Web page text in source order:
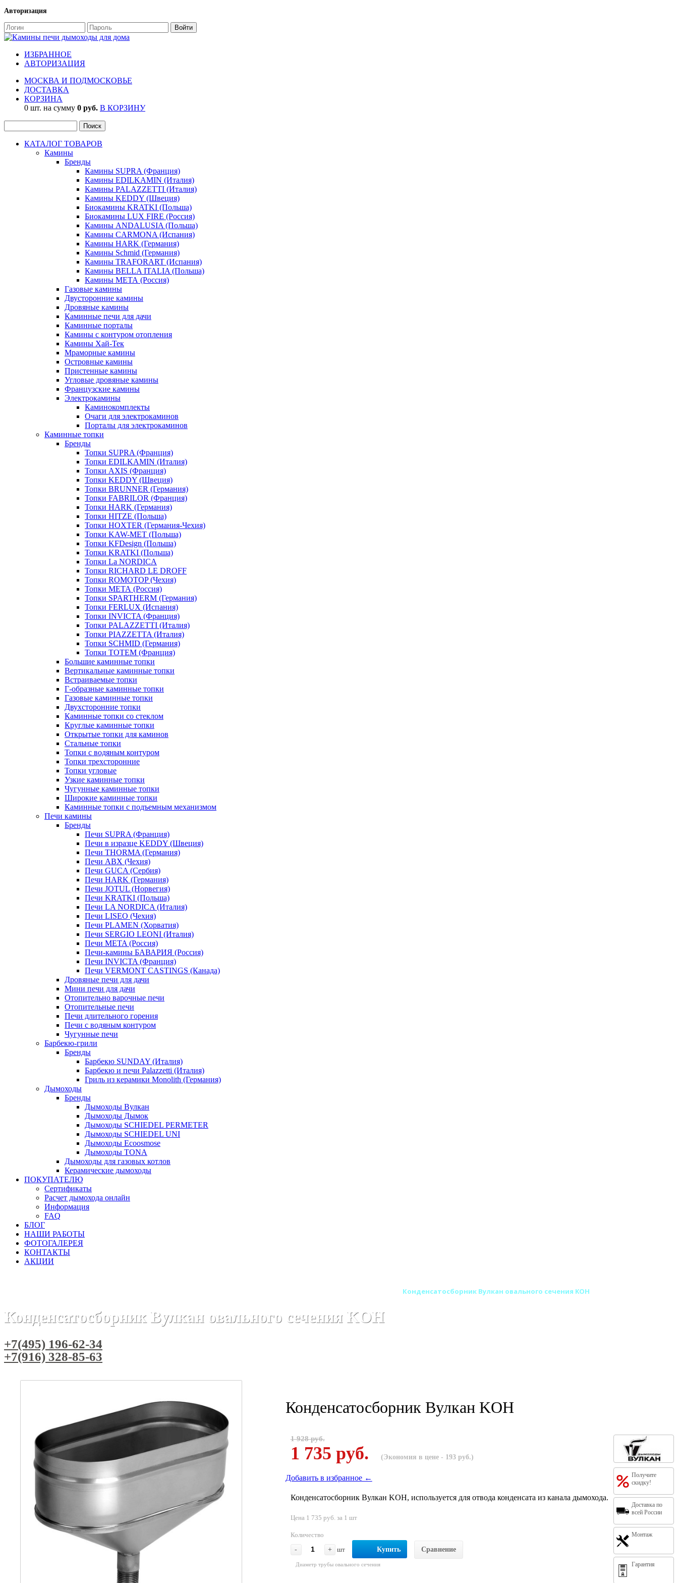
Авторизация
ИЗБРАННОЕ
АВТОРИЗАЦИЯ
МОСКВА И ПОДМОСКОВЬЕ
ДОСТАВКА
КОРЗИНА
0 шт. на сумму 0 руб. В КОРЗИНУ
КАТАЛОГ ТОВАРОВ
Камины
Бренды
Камины SUPRA (Франция)
Камины EDILKAMIN (Италия)
Камины PALAZZETTI (Италия)
Камины KEDDY (Швеция)
Биокамины KRATKI (Польша)
Биокамины LUX FIRE (Россия)
Камины ANDALUSIA (Польша)
Камины CARMONA (Испания)
Камины HARK (Германия)
Камины Schmid (Германия)
Камины TRAFORART (Испания)
Камины BELLA ITALIA (Польша)
Камины МЕТА (Россия)
Газовые камины
Двусторонние камины
Дровяные камины
Каминные печи для дачи
Каминные порталы
Камины с контуром отопления
Камины Хай-Тек
Мраморные камины
Островные камины
Пристенные камины
Угловые дровяные камины
Французские камины
Электрокамины
Каминокомплекты
Очаги для электрокаминов
Порталы для электрокаминов
Каминные топки
Бренды
Топки SUPRA (Франция)
Топки EDILKAMIN (Италия)
Топки AXIS (Франция)
Топки KEDDY (Швеция)
Топки BRUNNER (Германия)
Топки FABRILOR (Франция)
Топки HARK (Германия)
Топки HITZE (Польша)
Топки HOXTER (Германия-Чехия)
Топки KAW-MET (Польша)
Топки KFDesign (Польша)
Топки KRATKI (Польша)
Топки La NORDICA
Топки RICHARD LE DROFF
Топки ROMOTOP (Чехия)
Топки МЕТА (Россия)
Топки SPARTHERM (Германия)
Топки FERLUX (Испания)
Топки INVICTA (Франция)
Топки PALAZZETTI (Италия)
Топки PIAZZETTA (Италия)
Топки SCHMID (Германия)
Топки TOTEM (Франция)
Большие каминные топки
Вертикальные каминные топки
Встраиваемые топки
Г-образные каминные топки
Газовые каминные топки
Двухсторонние топки
Каминные топки со стеклом
Круглые каминные топки
Открытые топки для каминов
Стальные топки
Топки с водяным контуром
Топки трехсторонние
Топки угловые
Узкие каминные топки
Чугунные каминные топки
Широкие каминные топки
Каминные топки с подъемным механизмом
Печи камины
Бренды
Печи SUPRA (Франция)
Печи в изразце KEDDY (Швеция)
Печи THORMA (Германия)
Печи ABX (Чехия)
Печи GUCA (Сербия)
Печи HARK (Германия)
Печи JOTUL (Норвегия)
Печи KRATKI (Польша)
Печи LA NORDICA (Италия)
Печи LISEO (Чехия)
Печи PLAMEN (Хорватия)
Печи SERGIO LEONI (Италия)
Печи META (Россия)
Печи-камины БАВАРИЯ (Россия)
Печи INVICTA (Франция)
Печи VERMONT CASTINGS (Канада)
Дровяные печи для дачи
Мини печи для дачи
Отопительно варочные печи
Отопительные печи
Печи длительного горения
Печи с водяным контуром
Чугунные печи
Барбекю-грили
Бренды
Барбекю SUNDAY (Италия)
Барбекю и печи Palazzetti (Италия)
Гриль из керамики Monolith (Германия)
Дымоходы
Бренды
Дымоходы Вулкан
Дымоходы Дымок
Дымоходы SCHIEDEL PERMETER
Дымоходы SCHIEDEL UNI
Дымоходы Ecoosmose
Дымоходы TONA
Дымоходы для газовых котлов
Керамические дымоходы
ПОКУПАТЕЛЮ
Сертификаты
Расчет дымохода онлайн
Информация
FAQ
БЛОГ
НАШИ РАБОТЫ
ФОТОГАЛЕРЕЯ
КОНТАКТЫ
АКЦИИ
Конденсатосборник Вулкан овального сечения KOH
Конденсатосборник Вулкан овального сечения KOH
+7(495) 196-62-34
+7(916) 328-85-63
Конденсатосборник Вулкан KOH
Получите
скидку!
Доставка по
всей России
Монтаж
Гарантия
1 928 руб.
1 735 руб. (Экономия в цене - 193 руб.)
Добавить в избранное ←
Конденсатосборник Вулкан KOH, используется для отвода конденсата из канала дымохода.
Цена 1 735 руб. за 1 шт
Количество
-
+ шт Купить Сравнение
Диаметр трубы овального сечения